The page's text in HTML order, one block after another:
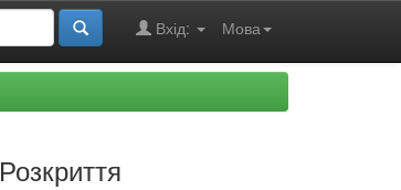
Мова
Вхід:
Розкриття